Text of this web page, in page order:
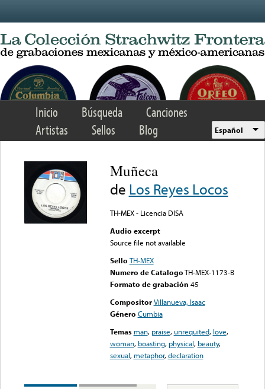
Inicio Búsqueda
Canciones
Artistas
Sellos Blog Español
Muñeca
de Los Reyes Locos
TH-MEX - Licencia DISA
Audio excerpt
Source file not available
Sello TH-MEX
Numero de CatalogoTH-MEX-1173-B
Formato de grabación 45
Compositor Villanueva, Isaac
Género Cumbia
Temas man, praise,unrequited, love,
woman, boasting, physical, beauty,
sexual, metaphor,declaration